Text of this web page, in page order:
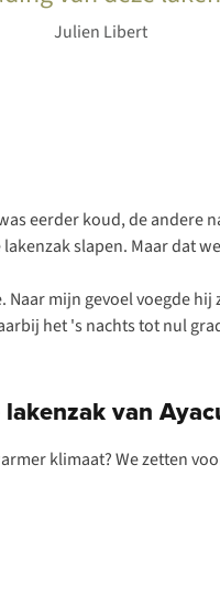
Julien Libert
eerder koud, de andere
slapen. Maar
mijn gevoel voegde
het 's nachts tot nul
van
klimaat? We zetten